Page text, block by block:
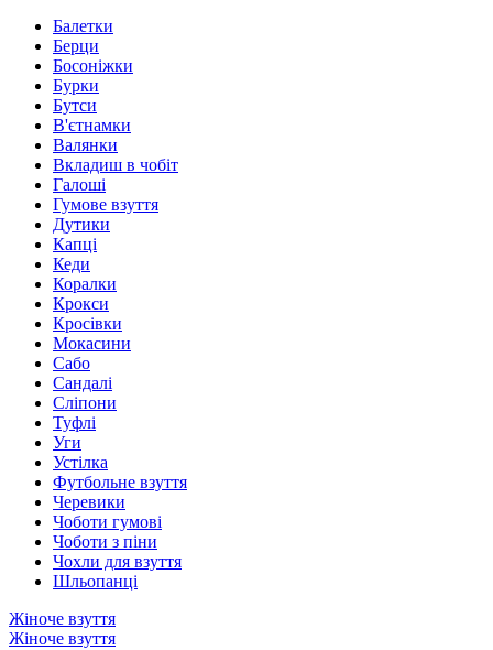
Балетки
Берци
Босоніжки
Бурки
Бутси
В'єтнамки
Валянки
Вкладиш в чобіт
Галоші
Гумове взуття
Дутики
Капці
Кеди
Коралки
Крокси
Кросівки
Мокасини
Сабо
Сандалі
Сліпони
Туфлі
Уги
Устілка
Футбольне взуття
Черевики
Чоботи гумові
Чоботи з піни
Чохли для взуття
Шльопанці
Жіноче взуття
Жіноче взуття